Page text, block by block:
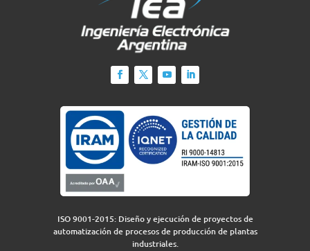
ISO 9001-2015: Diseño y ejecución de proyectos de
automatización de procesos de producción de plantas
industriales.